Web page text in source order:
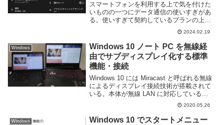
スマートフォンを利用する上で気を付けた
いものの一つにデータ通信の使いすぎがあ
る。使いすぎて契約しているプランの上限
に達すると低速での通信になってしまい、
まともにインターネットが利用できなくな
ってしまう。Android にはデータセーバー
機能...
2024.02.19
Windows
Windows 10 ノート PC を無線経
由でサブディスプレイ化する標準
機能・接続
Windows 10 には Miracast と呼ばれる無線
によるディスプレイ接続技術が搭載されて
いる。本体が無線 LAN に対応しているこ
とが必須となるが、従来のディスプレイと
違いケーブルを必要としないため取り回し
が自由にできる・利用しな...
2020.05.26
Windows
Windows 10 でスタートメニュー